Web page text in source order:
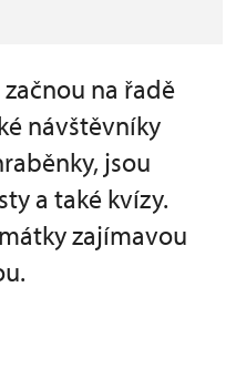
na řadě
návštěvníky
jsou
a také kvízy.
zajímavou